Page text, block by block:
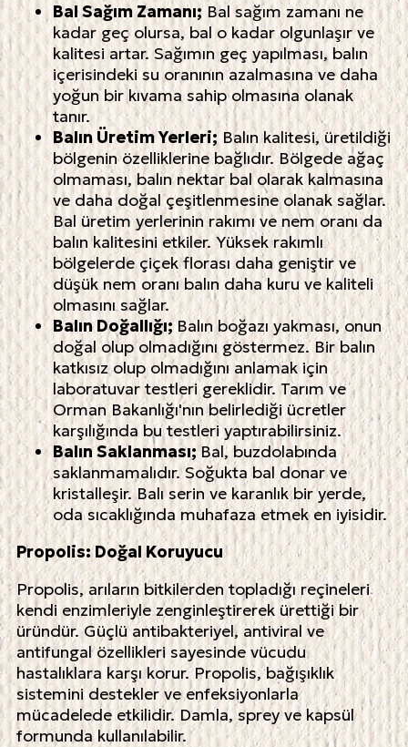
Bal Sağım Zamanı;Bal sağım zamanı ne
kadar geç olursa, bal o kadar olgunlaşır ve
kalitesi artar. Sağımın geç yapılması, balın
içerisindeki su oranının azalmasına ve daha
yoğun bir kıvama sahip olmasına olanak
tanır.
Balın Üretim Yerleri;Balın kalitesi, üretildiği
bölgenin özelliklerine bağlıdır. Bölgede ağaç
olmaması, balın nektar bal olarak kalmasına
ve daha doğal çeşitlenmesine olanak sağlar.
Bal üretim yerlerinin rakımı ve nem oranı da
balın kalitesini etkiler. Yüksek rakımlı
bölgelerde çiçek florası daha geniştir ve
düşük nem oranı balın daha kuru ve kaliteli
olmasını sağlar.
Balın Doğallığı;Balın boğazı yakması, onun
doğal olup olmadığını göstermez. Bir balın
katkısız olup olmadığını anlamak için
laboratuvar testleri gereklidir. Tarım ve
Orman Bakanlığı'nın belirlediği ücretler
karşılığında bu testleri yaptırabilirsiniz.
Balın Saklanması;Bal, buzdolabında
saklanmamalıdır. Soğukta bal donar ve
kristalleşir. Balı serin ve karanlık bir yerde,
oda sıcaklığında muhafaza etmek en iyisidir.
Propolis: Doğal Koruyucu
Propolis, arıların bitkilerden topladığı reçineleri
kendi enzimleriyle zenginleştirerek ürettiği bir
üründür. Güçlü antibakteriyel, antiviral ve
antifungal özellikleri sayesinde vücudu
hastalıklara karşı korur. Propolis, bağışıklık
sistemini destekler ve enfeksiyonlarla
mücadelede etkilidir. Damla, sprey ve kapsül
formunda kullanılabilir.